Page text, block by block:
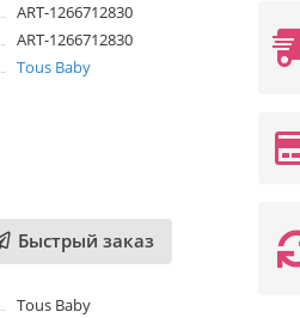
ART-1266712830
ART-1266712830
Tous Baby
Быстрый заказ
Tous Baby